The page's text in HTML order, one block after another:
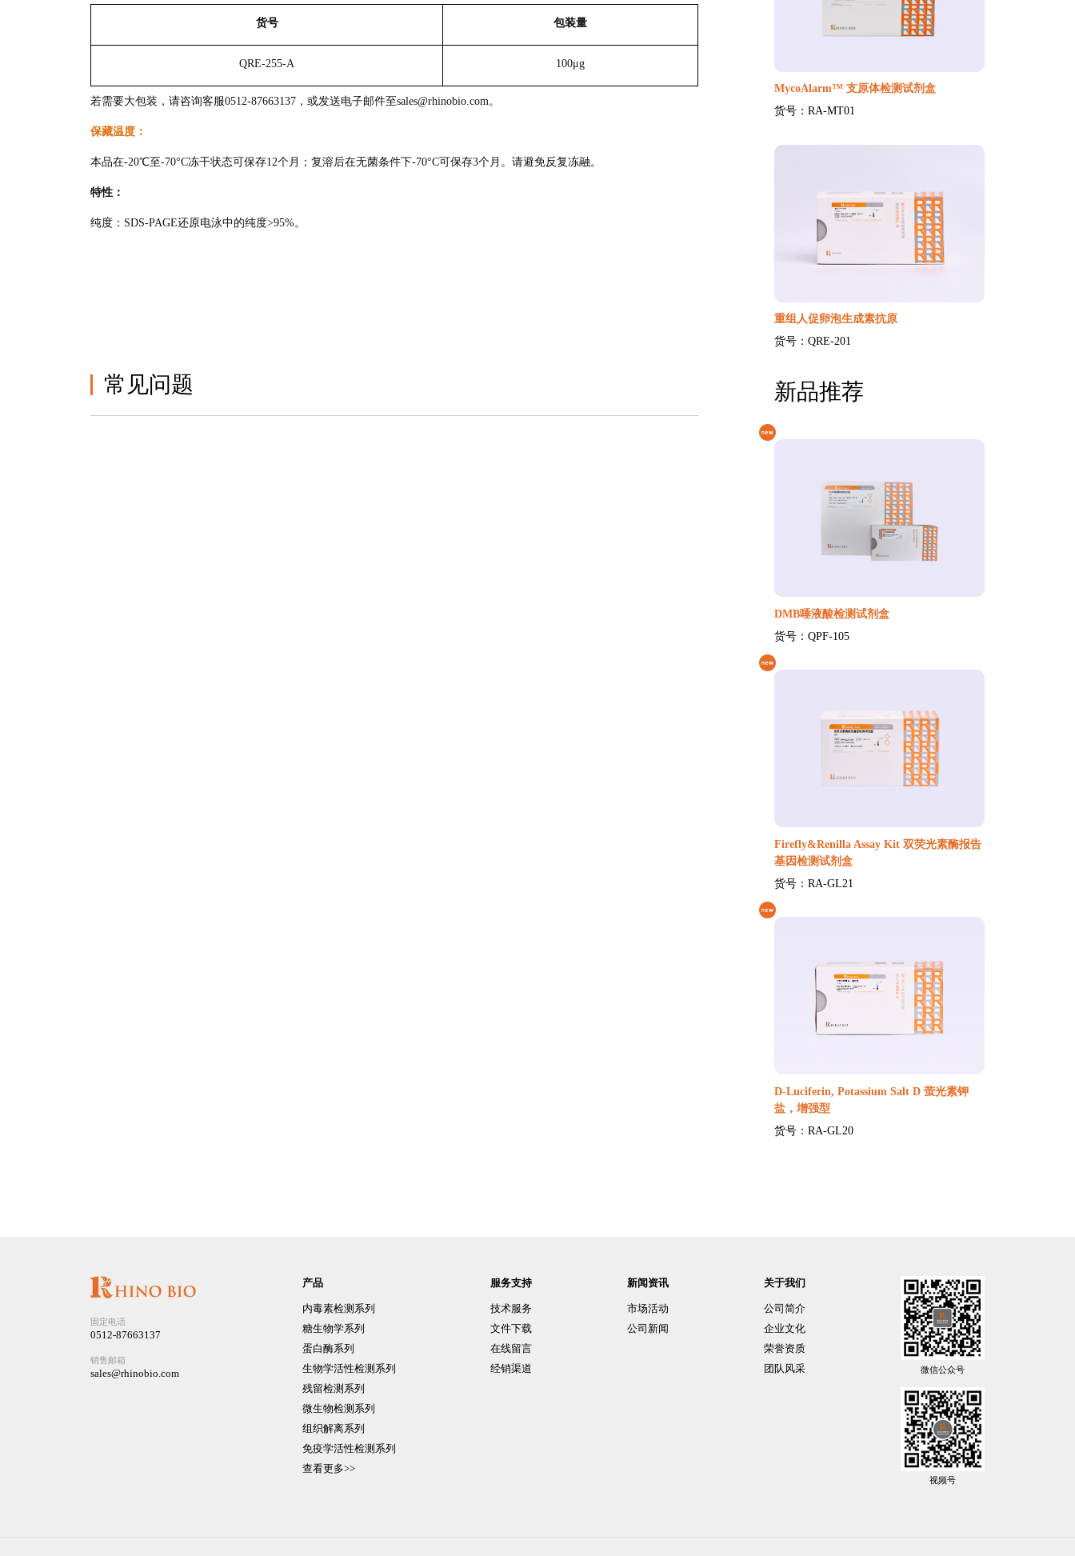
货号 包装量
QRE-255-A 100μg
若需要大包装，请咨询客服0512-87663137，或发送电子邮件至sales@rhinobio.com。
保藏温度：
本品在-20℃至-70°C冻干状态可保存12个月；复溶后在无菌条件下-70°C可保存3个月。请避免反复冻融。
特性：
纯度：SDS-PAGE还原电泳中的纯度>95%。
常见问题
MycoAlarm™ 支原体检测试剂盒
货号：RA-MT01
重组人促卵泡生成素抗原
货号：QRE-201
新品推荐
DMB唾液酸检测试剂盒
货号：QPF-105
Firefly&Renilla Assay Kit 双荧光素酶报告
基因检测试剂盒
货号：RA-GL21
D-Luciferin, Potassium Salt D 萤光素钾
盐，增强型
货号：RA-GL20
固定电话
0512-87663137
销售邮箱
sales@rhinobio.com
产品
内毒素检测系列
糖生物学系列
蛋白酶系列
生物学活性检测系列
残留检测系列
微生物检测系列
组织解离系列
免疫学活性检测系列
查看更多>>
服务支持
技术服务
文件下载
在线留言
经销渠道
新闻资讯
市场活动
公司新闻
关于我们
公司简介
企业文化
荣誉资质
团队风采
微信公众号
视频号